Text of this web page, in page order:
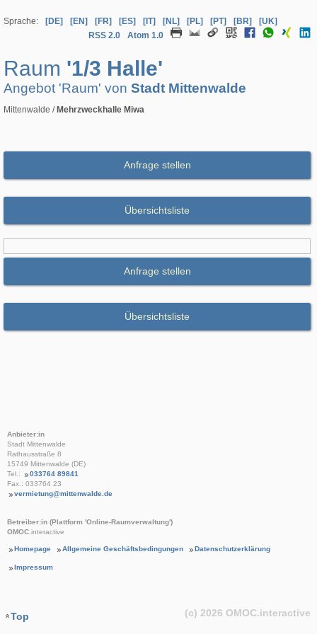
Sprache: [DE] [EN] [FR] [ES] [IT] [NL] [PL] [PT] [BR]
[UK]
RSS 2.0
Atom 1.0
Raum '1/3 Halle'
Angebot 'Raum' von Stadt Mittenwalde
Mittenwalde / Mehrzweckhalle Miwa
Anfrage stellen
Übersichtsliste
Anfrage stellen
Übersichtsliste
Anbieter:in
Stadt Mittenwalde
Rathausstraße 8
15749 Mittenwalde (DE)
Tel.:
033764 89841
Fax.: 033764 23
vermietung@mittenwalde.de
Betreiber:in (Plattform 'Online-Raumverwaltung')
OMOC.interactive
Homepage Allgemeine Geschäftsbedingungen Datenschutzerklärung
Impressum
Top (c) 2026 OMOC.interactive